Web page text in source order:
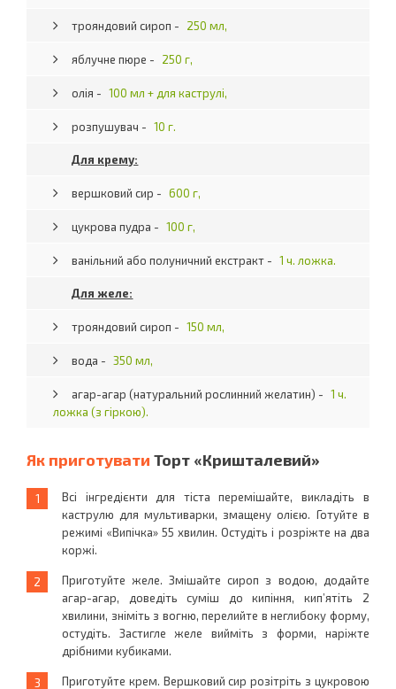
трояндовий сироп - 250 мл,
яблучне пюре - 250 г,
олія - 100 мл + для каструлі,
розпушувач - 10 г.
Для крему:
вершковий сир - 600 г,
цукрова пудра - 100 г,
ванільний або полуничний екстракт - 1 ч. ложка.
Для желе:
трояндовий сироп - 150 мл,
вода - 350 мл,
агар-агар (натуральний рослинний желатин) - 1 ч.
ложка (з гіркою).
Як приготуватиТорт «Кришталевий»
Всі інгредієнти для тіста перемішайте, викладіть в
каструлю для мультиварки, змащену олією. Готуйте в
режимі «Випічка» 55 хвилин. Остудіть і розріжте на два
коржі.
Приготуйте желе. Змішайте сироп з водою, додайте
агар-агар, доведіть суміш до кипіння, кип’ятіть 2
хвилини, зніміть з вогню, перелийте в неглибоку форму,
остудіть. Застигле желе вийміть з форми, наріжте
дрібними кубиками.
Приготуйте крем. Вершковий сир розітріть з цукровою